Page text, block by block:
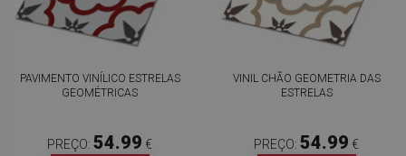
PAVIMENTO VINÍLICO ESTRELAS
GEOMÉTRICAS
PREÇO: 54.99 €
VINIL CHÃO GEOMETRIA DAS
ESTRELAS
PREÇO: 54.99 €